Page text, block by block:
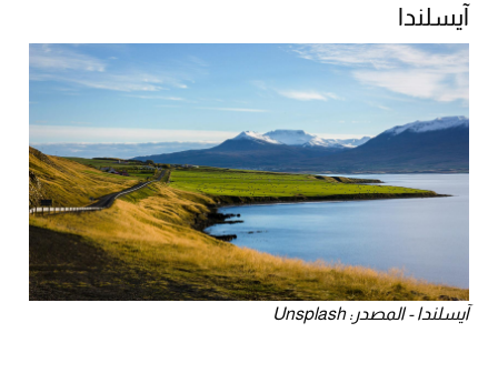
آيسلندا
آيسلندا - المصدر: Unsplash